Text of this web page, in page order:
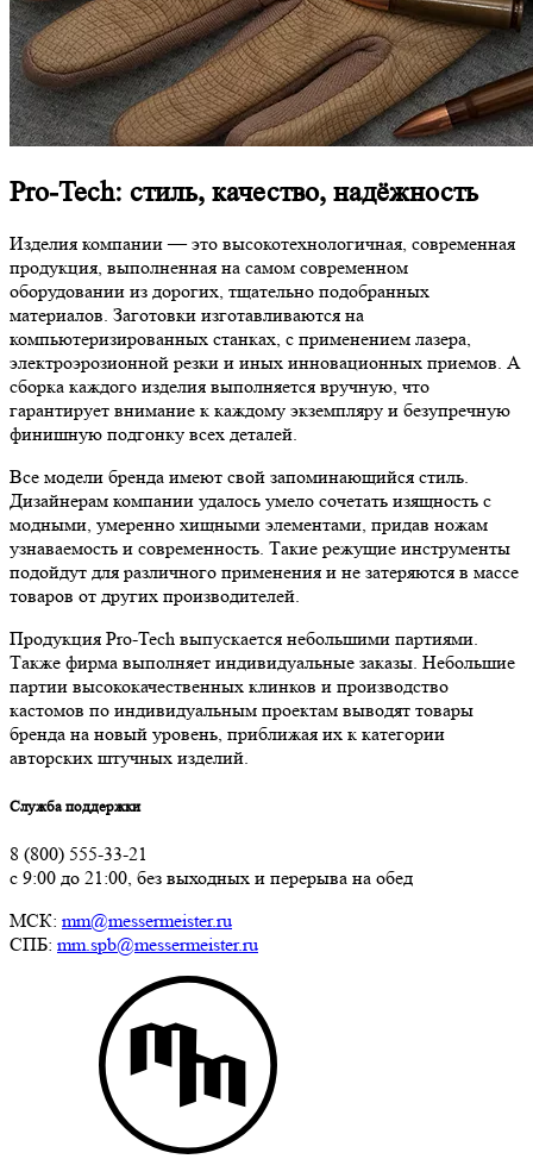
Pro-Tech: стиль, качество, надёжность
Изделия компании — это высокотехнологичная, современная
продукция, выполненная на самом современном
оборудовании из дорогих, тщательно подобранных
материалов. Заготовки изготавливаются на
компьютеризированных станках, с применением лазера,
электроэрозионной резки и иных инновационных приемов. А
сборка каждого изделия выполняется вручную, что
гарантирует внимание к каждому экземпляру и безупречную
финишную подгонку всех деталей.
Все модели бренда имеют свой запоминающийся стиль.
Дизайнерам компании удалось умело сочетать изящность с
модными, умеренно хищными элементами, придав ножам
узнаваемость и современность. Такие режущие инструменты
подойдут для различного применения и не затеряются в массе
товаров от других производителей.
Продукция Pro-Tech выпускается небольшими партиями.
Также фирма выполняет индивидуальные заказы. Небольшие
партии высококачественных клинков и производство
кастомов по индивидуальным проектам выводят товары
бренда на новый уровень, приближая их к категории
авторских штучных изделий.
Служба поддержки
8 (800) 555-33-21
с 9:00 до 21:00, без выходных и перерыва на обед
МСК: mm@messermeister.ru
СПБ: mm.spb@messermeister.ru